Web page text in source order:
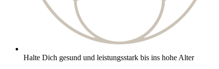
Halte Dich gesund und leistungsstark bis ins hohe Alter